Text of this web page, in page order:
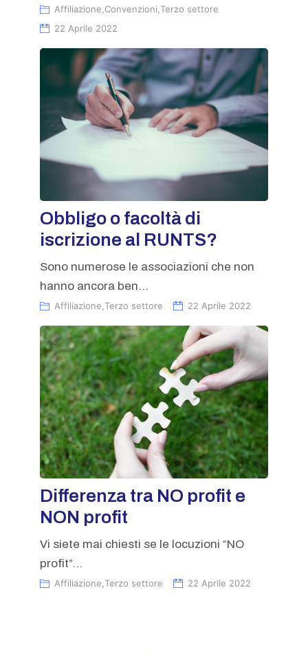
Affiliazione Convenzioni Terzo settore
22 Aprile 2022
Obbligo o facoltà di
iscrizione al RUNTS?
Sono numerose le associazioni che non
hanno ancora ben...
Affiliazione Terzo settore 22 Aprile 2022
Differenza tra NO profit e
NON profit
Vi siete mai chiesti se le locuzioni “NO
profit”...
Affiliazione Terzo settore 22 Aprile 2022